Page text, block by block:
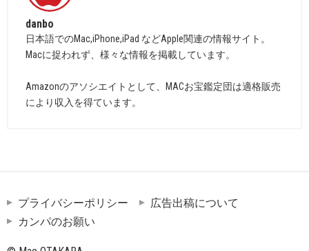
danbo
日本語でのMac,iPhone,iPad などApple関連の情報サイト。
Macに捉われず、様々な情報を掲載しています。
Amazonのアソシエイトとして、MACお宝鑑定団は適格販売
により収入を得ています。
プライバシーポリシー
広告出稿について
カンパのお願い